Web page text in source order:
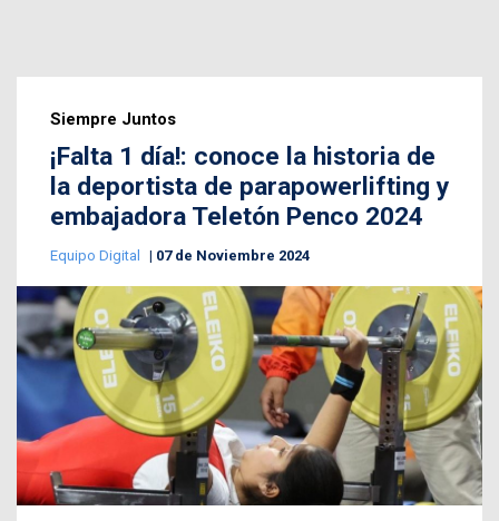
Siempre Juntos
¡Falta 1 día!: conoce la historia de
la deportista de parapowerlifting y
embajadora Teletón Penco 2024
Equipo Digital 07 de Noviembre 2024